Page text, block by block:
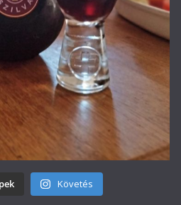
Követés